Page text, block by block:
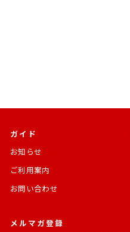
ガイド
お知らせ
ご利用案内
お問い合わせ
メルマガ登録